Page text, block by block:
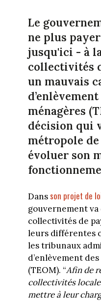
Le
ne plus
jusqu'ici - à
collectivités
un mauvais
ménagères
décision qui
métropole
évoluer son
Dansson projet de
gouvernement
collectivités de
leurs différentes
les tribunaux
d’enlèvement
(TEOM). “Afin de
collectivités
mettre à leur